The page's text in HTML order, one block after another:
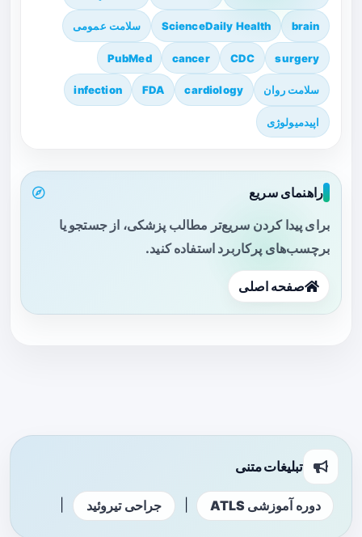
brain
ScienceDaily Health سلامت عمومی
surgery
CDC
cancer
PubMed
سلامت روان cardiology
FDA
infection
اپیدمیولوژی
راهنمای سریع
برای پیدا کردن سریع‌تر مطالب پزشکی، از جستجو یا
برچسب‌های پرکاربرد استفاده کنید.
صفحه اصلی
تبلیغات متنی
دوره آموزشی ATLS جراحی تیروئید